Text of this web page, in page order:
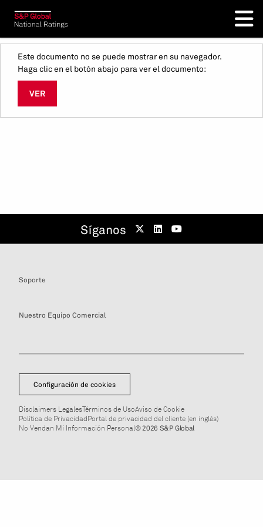
Este documento no se puede mostrar en su navegador.
Haga clic en el botón abajo para ver el documento:
VER
Síganos
Soporte
Nuestro Equipo Comercial
Configuración de cookies
Disclaimers LegalesTérminos de UsoAviso de Cookie
Política de PrivacidadPortal de privacidad del cliente (en inglés)
No Vendan Mi Información Personal© 2026 S&P Global